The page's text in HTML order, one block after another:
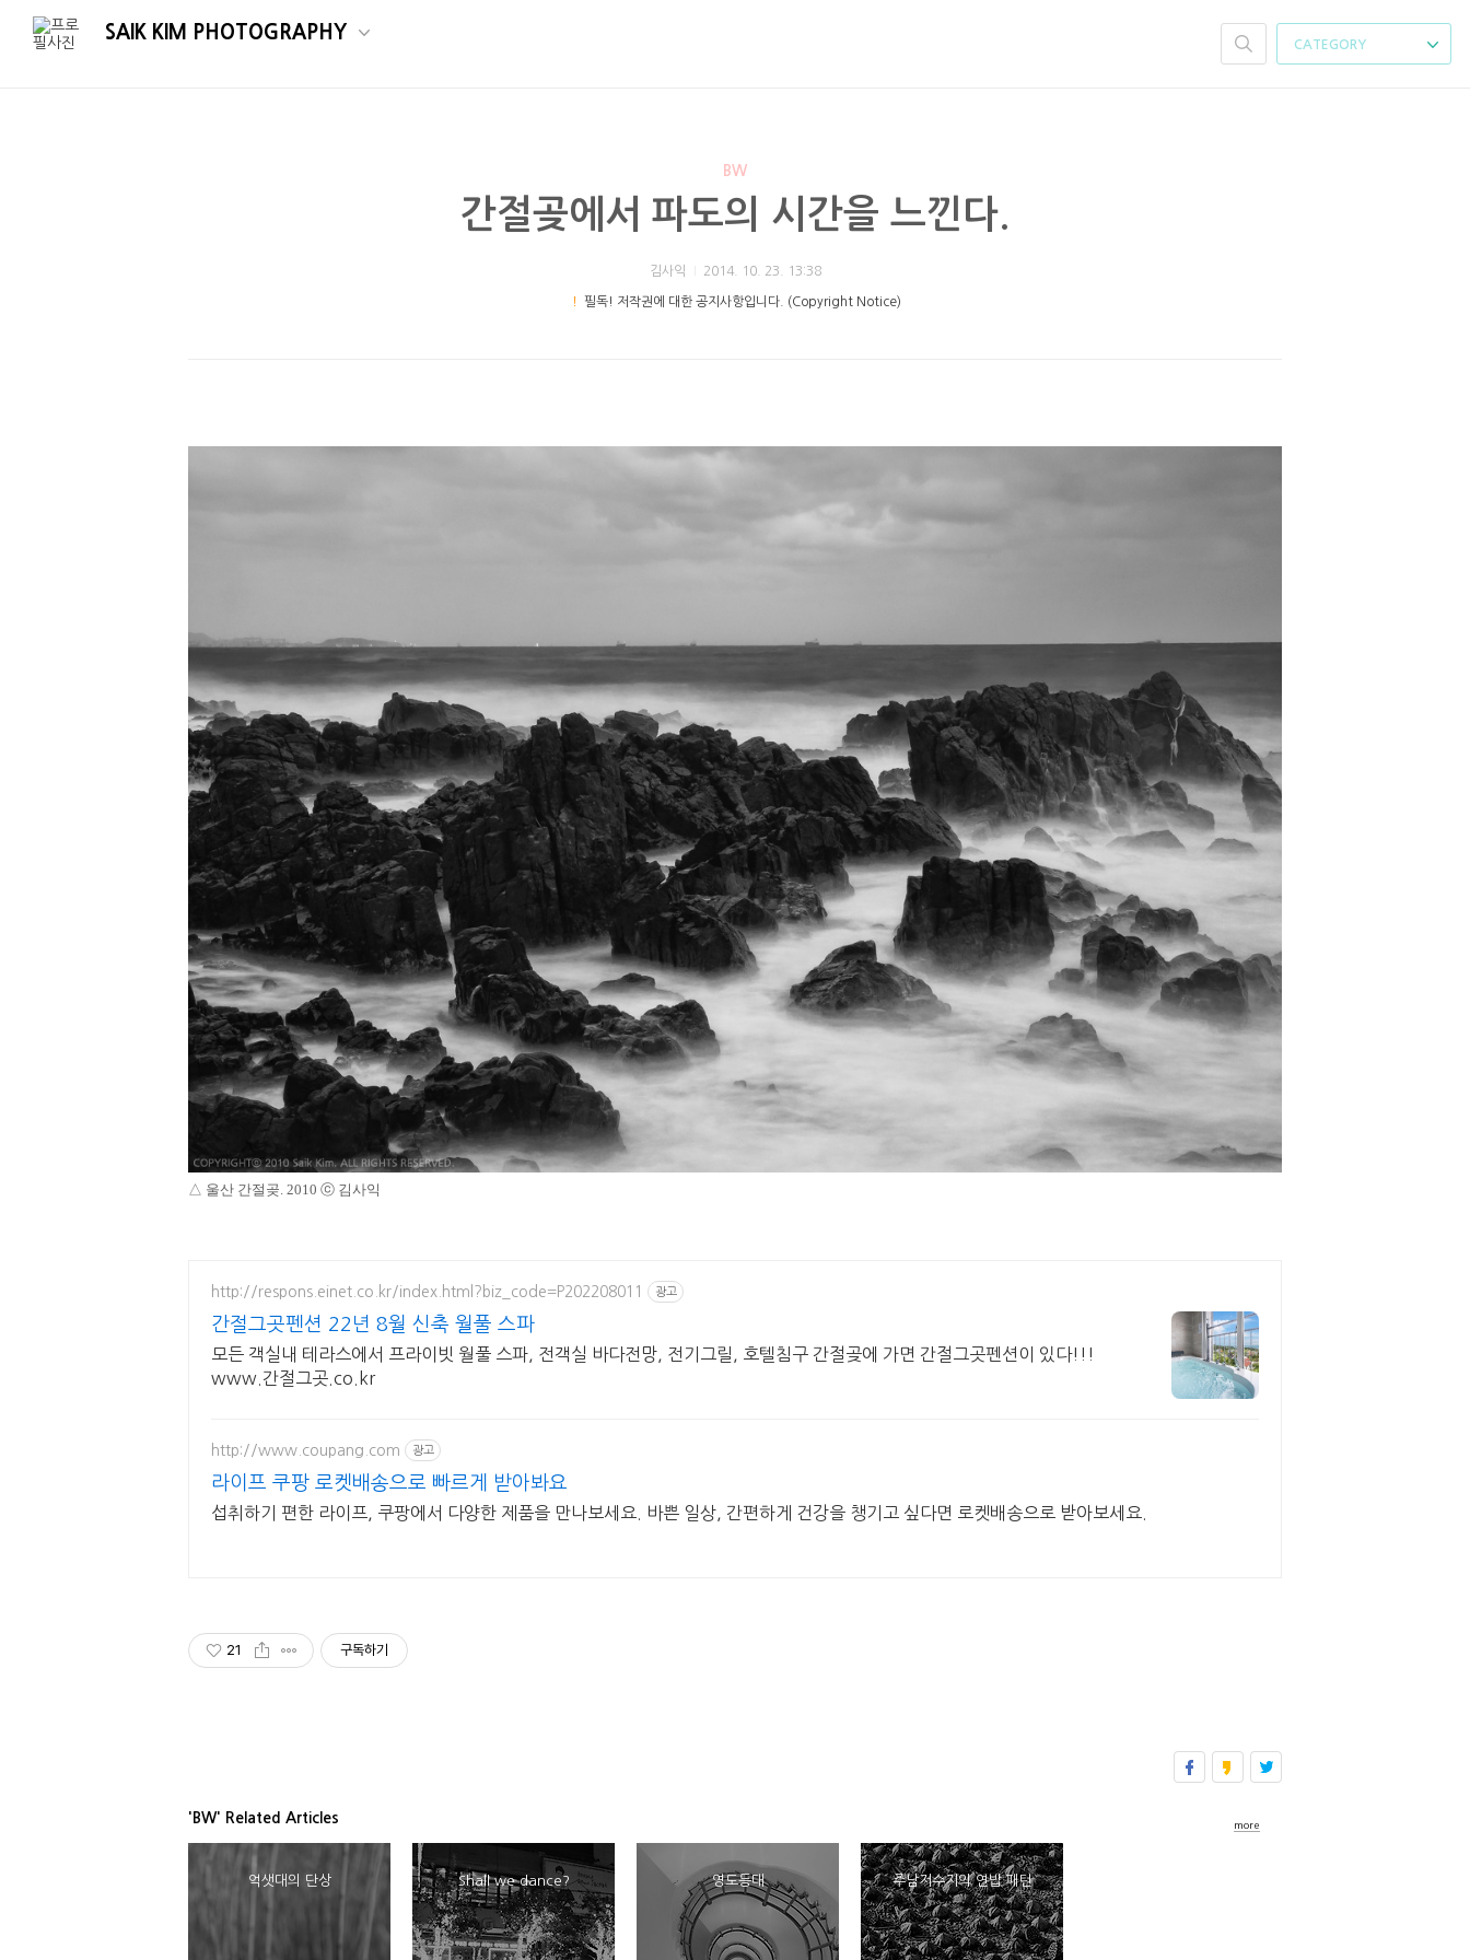
SAIK KIM PHOTOGRAPHY
CATEGORY
BW
간절곶에서 파도의 시간을 느낀다.
김사익 2014. 10. 23. 13:38
！ 필독! 저작권에 대한 공지사항입니다. (Copyright Notice)
△ 울산 간절곶. 2010 ⓒ 김사익
http://respons.einet.co.kr/index.html?biz_code=P202208011 광고
간절그곳펜션 22년 8월 신축 월풀 스파
모든 객실내 테라스에서 프라이빗 월풀 스파, 전객실 바다전망, 전기그릴, 호텔침구 간절곶에 가면 간절그곳펜션이 있다!!!
www.간절그곳.co.kr
http://www.coupang.com 광고
라이프 쿠팡 로켓배송으로 빠르게 받아봐요
섭취하기 편한 라이프, 쿠팡에서 다양한 제품을 만나보세요. 바쁜 일상, 간편하게 건강을 챙기고 싶다면 로켓배송으로 받아보세요.
21 구독하기
'BW' Related Articles
억샛대의 단상 Shall we dance? 영도등대 주남저수지의 연밥 패턴
more